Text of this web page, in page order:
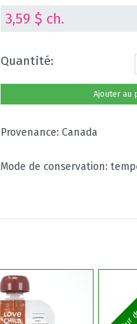
3,59 $ ch.
Quantité:
Ajouter au
Provenance: Canada
Mode de conservation: